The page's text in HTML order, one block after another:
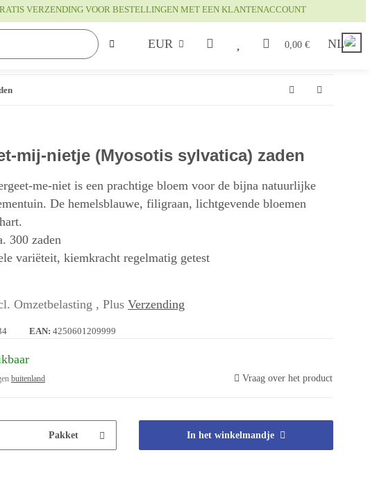
VERZENDING VOOR BESTELLINGEN MET EEN KLANTENACCOUNT
EUR 0,00 € NL
mij-nietje (Myosotis sylvatica) zaden
me-niet is een prachtige bloem voor de bijna natuurlijke
De hemelsblauwe, filigraan, lichtgevende bloemen
300 zaden
variëteit, kiemkracht regelmatig getest
Omzetbelasting , Plus Verzending
EAN: 4250601209999
buitenland Vraag over het product
Pakket In het winkelmandje